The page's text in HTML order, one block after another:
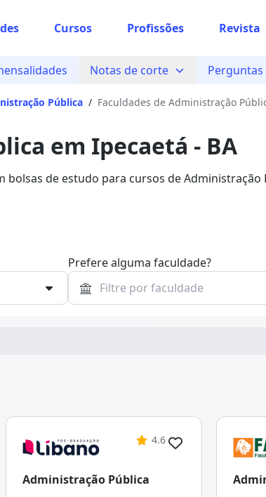
Cursos Profissões Revista
Notas de corte Perguntas
Pública / Faculdades de Administração
em Ipecaetá - BA
bolsas de estudo para cursos de Administração
Prefere alguma faculdade?
4.6
Administração Pública